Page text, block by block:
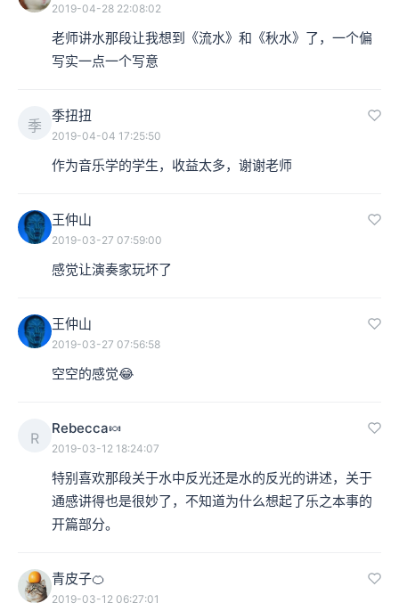
2019-04-28 22:08:02
老师讲水那段让我想到《流水》和《秋水》了，一个偏
写实一点一个写意
季
季扭扭
2019-04-04 17:25:50
作为音乐学的学生，收益太多，谢谢老师
王仲山
2019-03-27 07:59:00
感觉让演奏家玩坏了
王仲山
2019-03-27 07:56:58
空空的感觉😂
R
Rebecca🍬
2019-03-12 18:24:07
特别喜欢那段关于水中反光还是水的反光的讲述，关于
通感讲得也是很妙了，不知道为什么想起了乐之本事的
开篇部分。
青皮子🍊
2019-03-12 06:27:01